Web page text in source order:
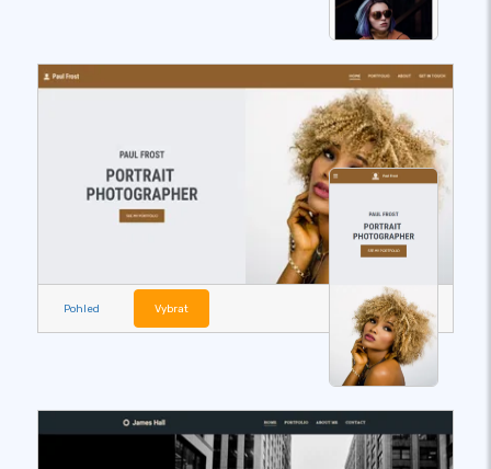
Pohled Vybrat